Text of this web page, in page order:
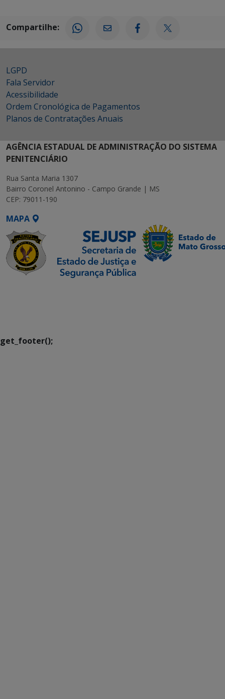
Compartilhe:
LGPD
Fala Servidor
Acessibilidade
Ordem Cronológica de Pagamentos
Planos de Contratações Anuais
AGÊNCIA ESTADUAL DE ADMINISTRAÇÃO DO SISTEMA
PENITENCIÁRIO
Rua Santa Maria 1307
Bairro Coronel Antonino - Campo Grande | MS
CEP: 79011-190
MAPA
get_footer();